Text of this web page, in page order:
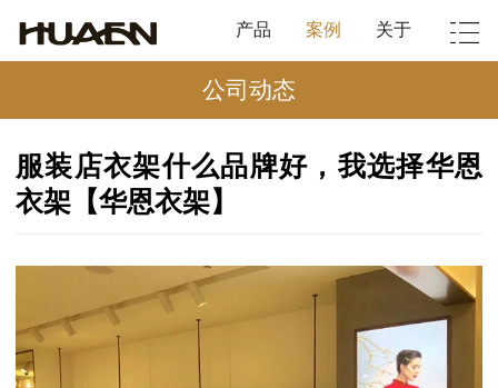
产品 案例 关于
公司动态
服装店衣架什么品牌好，我选择华恩
衣架【华恩衣架】